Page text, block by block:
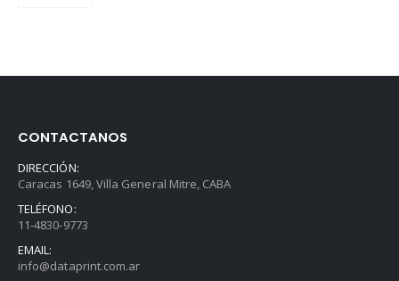
CONTACTANOS
DIRECCIÓN:
Caracas 1649, Villa General Mitre, CABA
TELÉFONO:
11-4830-9773
EMAIL:
info@dataprint.com.ar